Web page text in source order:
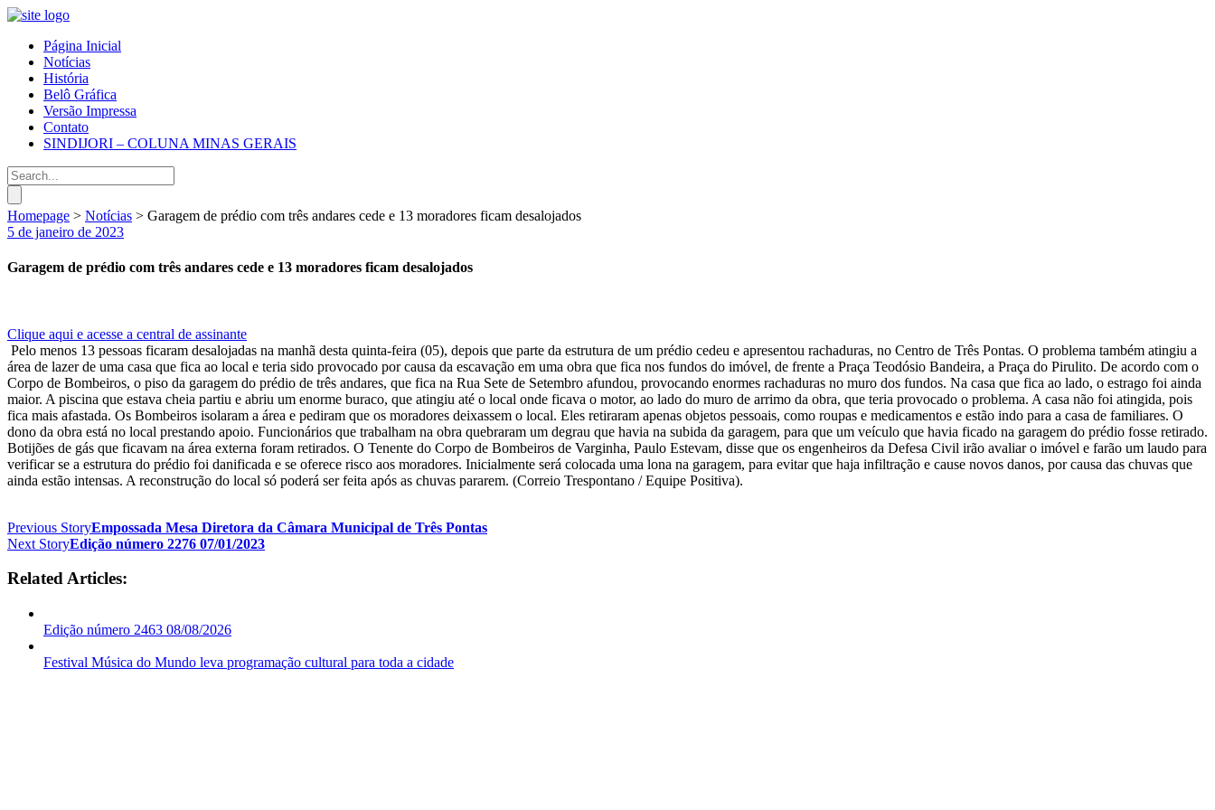
Página Inicial
Notícias
História
Belô Gráfica
Versão Impressa
Contato
SINDIJORI – COLUNA MINAS GERAIS
Homepage > Notícias > Garagem de prédio com três andares cede e 13 moradores ficam desalojados
5 de janeiro de 2023
Garagem de prédio com três andares cede e 13 moradores ficam desalojados
Clique aqui e acesse a central de assinante
Pelo menos 13 pessoas ficaram desalojadas na manhã desta quinta-feira (05), depois que parte da estrutura de um prédio cedeu e apresentou rachaduras, no Centro de Três Pontas. O problema também atingiu a
área de lazer de uma casa que fica ao local e teria sido provocado por causa da escavação em uma obra que fica nos fundos do imóvel, de frente a Praça Teodósio Bandeira, a Praça do Pirulito. De acordo com o
Corpo de Bombeiros, o piso da garagem do prédio de três andares, que fica na Rua Sete de Setembro afundou, provocando enormes rachaduras no muro dos fundos. Na casa que fica ao lado, o estrago foi ainda
maior. A piscina que estava cheia partiu e abriu um enorme buraco, que atingiu até o local onde ficava o motor, ao lado do muro de arrimo da obra, que teria provocado o problema. A casa não foi atingida, pois
fica mais afastada. Os Bombeiros isolaram a área e pediram que os moradores deixassem o local. Eles retiraram apenas objetos pessoais, como roupas e medicamentos e estão indo para a casa de familiares. O
dono da obra está no local prestando apoio. Funcionários que trabalham na obra quebraram um degrau que havia na subida da garagem, para que um veículo que havia ficado na garagem do prédio fosse retirado.
Botijões de gás que ficavam na área externa foram retirados. O Tenente do Corpo de Bombeiros de Varginha, Paulo Estevam, disse que os engenheiros da Defesa Civil irão avaliar o imóvel e farão um laudo para
verificar se a estrutura do prédio foi danificada e se oferece risco aos moradores. Inicialmente será colocada uma lona na garagem, para evitar que haja infiltração e cause novos danos, por causa das chuvas que
ainda estão intensas. A reconstrução do local só poderá ser feita após as chuvas pararem. (Correio Trespontano / Equipe Positiva).
Previous StoryEmpossada Mesa Diretora da Câmara Municipal de Três Pontas
Next StoryEdição número 2276 07/01/2023
Related Articles:
Edição número 2463 08/08/2026
Festival Música do Mundo leva programação cultural para toda a cidade